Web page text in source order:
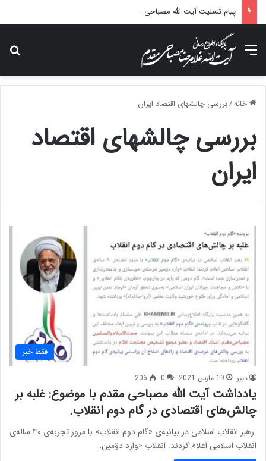
منو
خانه/بررسی چالشهای اقتصاد ایران
بررسی چالشهای اقتصاد
ایران
فقط خبر
دبیر 19 مارس 2021 0
206
یادداشت آیت الله مصباحی مقدم با موضوع: غلبه بر
چالش‌های اقتصادی در گام دوم انقلاب.
رهبر انقلاب اسلامی در بیانیه‌ی «گام دوم انقلاب» با مرور تجربه‌ی ۴۰ ساله‌ی
انقلاب اسلامی اعلام کردند: انقلاب «وارد دوّمین…